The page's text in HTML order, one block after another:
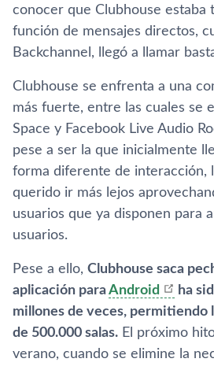
conocer que Clubhouse estaba
función de mensajes directos,
Backchannel, llegó a llamar
Clubhouse se enfrenta a una
más fuerte, entre las cuales se
Space y Facebook Live Audio
pese a ser la que inicialmente
forma diferente de interacción,
querido ir más lejos
usuarios que ya disponen para
usuarios.
Pese a ello, Clubhouse saca
aplicación paraAndroid
ha
millones de veces, permitiendo
de 500.000 salas. El próximo
verano, cuando se elimine la